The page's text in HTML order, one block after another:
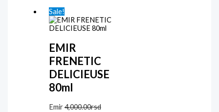
Sale!
EMIR
FRENETIC
DELICIEUSE
80ml
Emir4,000.00rsd